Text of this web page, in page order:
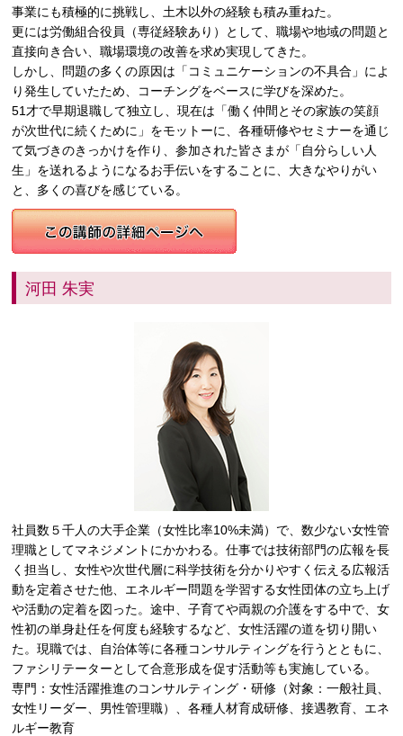
事業にも積極的に挑戦し、土木以外の経験も積み重ねた。
更には労働組合役員（専従経験あり）として、職場や地域の問題と
直接向き合い、職場環境の改善を求め実現してきた。
しかし、問題の多くの原因は「コミュニケーションの不具合」によ
り発生していたため、コーチングをベースに学びを深めた。
51才で早期退職して独立し、現在は「働く仲間とその家族の笑顔
が次世代に続くために」をモットーに、各種研修やセミナーを通じ
て気づきのきっかけを作り、参加された皆さまが「自分らしい人
生」を送れるようになるお手伝いをすることに、大きなやりがい
と、多くの喜びを感じている。
河田 朱実
社員数５千人の大手企業（女性比率10%未満）で、数少ない女性管
理職としてマネジメントにかかわる。仕事では技術部門の広報を長
く担当し、女性や次世代層に科学技術を分かりやすく伝える広報活
動を定着させた他、エネルギー問題を学習する女性団体の立ち上げ
や活動の定着を図った。途中、子育てや両親の介護をする中で、女
性初の単身赴任を何度も経験するなど、女性活躍の道を切り開い
た。現職では、自治体等に各種コンサルティングを行うとともに、
ファシリテーターとして合意形成を促す活動等も実施している。
専門：女性活躍推進のコンサルティング・研修（対象：一般社員、
女性リーダー、男性管理職）、各種人材育成研修、接遇教育、エネ
ルギー教育